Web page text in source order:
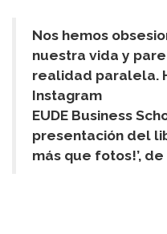
Nos hemos
nuestra vida y
realidad paralela.
Instagram
EUDE Business
presentación del
más que fotos!’,